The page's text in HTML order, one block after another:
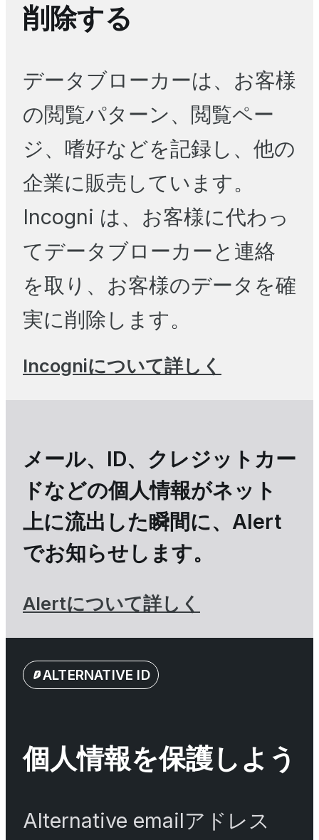
削除する
データブローカーは、お客様
の閲覧パターン、閲覧ペー
ジ、嗜好などを記録し、他の
企業に販売しています。
Incogni は、お客様に代わっ
てデータブローカーと連絡
を取り、お客様のデータを確
実に削除します。
Incogniについて詳しく
メール、ID、クレジットカー
ドなどの個人情報がネット
上に流出した瞬間に、Alert
でお知らせします。
Alertについて詳しく
ALTERNATIVE ID
個人情報を保護しよう
Alternative emailアドレス